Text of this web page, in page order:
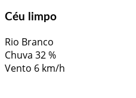
Céu limpo
Rio Branco
Chuva 32 %
Vento 6 km/h